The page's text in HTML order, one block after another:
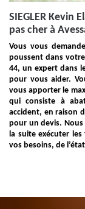
SIEGLER Kevin
pas cher à
Vous vous
poussent dans votre
44, un expert dans
pour vous aider.
vous apporter le
qui consiste à
accident, en raison
pour un devis.
la suite exécuter
vos besoins, de